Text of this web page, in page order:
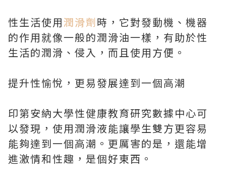
性生活使用潤滑劑時，它對發動機、機器
的作用就像一般的潤滑油一樣，有助於性
生活的潤滑、侵入，而且使用方便。
提升性愉悅，更易發展達到一個高潮
印第安納大學性健康教育研究數據中心可
以發現，使用潤滑液能讓學生雙方更容易
能夠達到一個高潮。更厲害的是，還能增
進激情和性趣，是個好東西。